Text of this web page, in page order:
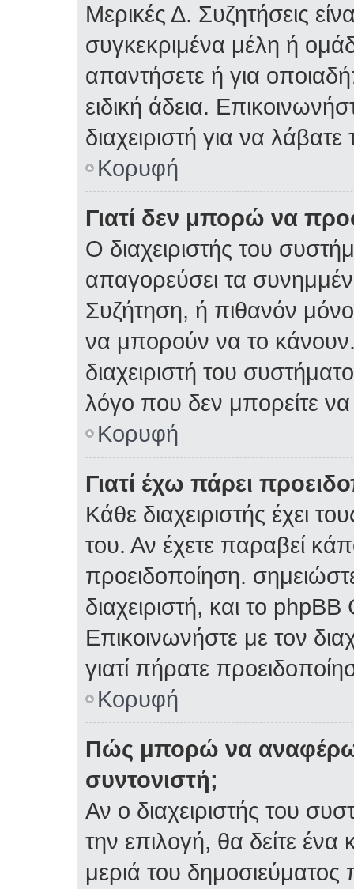
Μερικές Δ. Συζητήσεις
συγκεκριμένα μέλη ή
απαντήσετε ή για
ειδική άδεια.
διαχειριστή για να λάβατε
Κορυφή
Γιατί δεν μπορώ να
Ο διαχειριστής του
απαγορεύσει τα
Συζήτηση, ή πιθανόν
να μπορούν να το
διαχειριστή του
λόγο που δεν μπορείτε
Κορυφή
Γιατί έχω πάρει
Κάθε διαχειριστής έχει
του. Αν έχετε παραβεί
προειδοποίηση.
διαχειριστή, και το
Επικοινωνήστε με τον
γιατί πήρατε
Κορυφή
Πώς μπορώ να αναφέρω
συντονιστή;
Αν ο διαχειριστής του
την επιλογή, θα δείτε
μεριά του